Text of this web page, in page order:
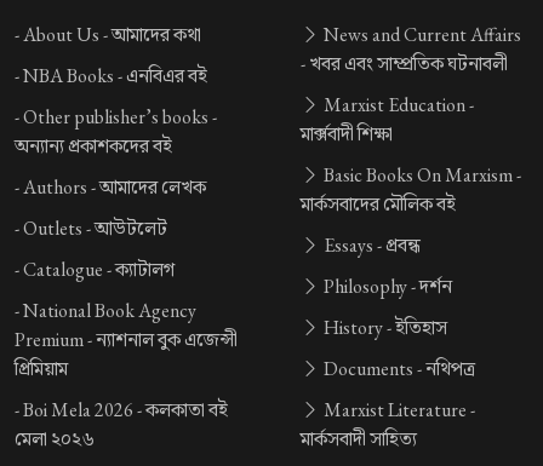
-About Us -আমাদের কথা
-NBA Books -এনবিএর বই
-Other publisher’s books -
অন্যান্য প্রকাশকদের বই
-Authors -আমাদের লেখক
-Outlets -আউটলেট
-Catalogue -ক্যাটালগ
-National Book Agency
Premium -ন্যাশনাল বুক এজেন্সী
প্রিমিয়াম
-Boi Mela 2026 -কলকাতা বই
মেলা ২০২৬
News and Current Affairs
-খবর এবং সাম্প্রতিক ঘটনাবলী
Marxist Education -
মার্ক্সবাদী শিক্ষা
Basic Books On Marxism -
মার্কসবাদের মৌলিক বই
Essays -প্রবন্ধ
Philosophy -দর্শন
History -ইতিহাস
Documents -নথিপত্র
Marxist Literature -
মার্কসবাদী সাহিত্য